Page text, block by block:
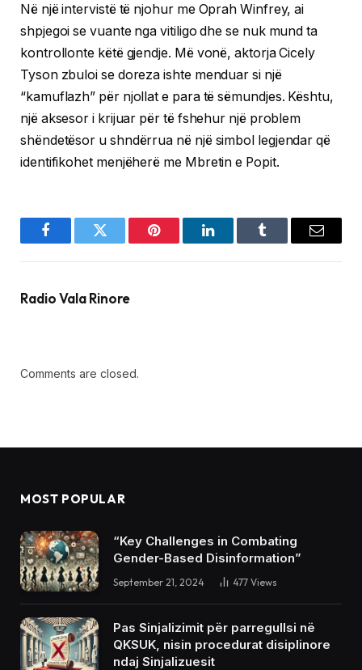
Në një intervistë të njohur me Oprah Winfrey, ai
shpjegoi se vuante nga vitiligo dhe se nuk mund ta
kontrollonte këtë gjendje. Më vonë, aktorja Cicely
Tyson zbuloi se doreza ishte menduar si një
“kamuflazh” për njollat e para të sëmundjes. Kështu,
një aksesor i krijuar për të fshehur një problem
shëndetësor u shndërrua në një simbol legjendar që
identifikohet menjëherë me Mbretin e Popit.
FacebookTwitter Pinterest LinkedInTumblr Email
Radio Vala Rinore
Comments are closed.
MOST POPULAR
“Key Challenges in Combating
Gender-Based Disinformation”
September 21, 2024 477 Views
Pas Sinjalizimit për parregullsi në
QKSUK, nisin procedurat disiplinore
ndaj Sinjalizuesit